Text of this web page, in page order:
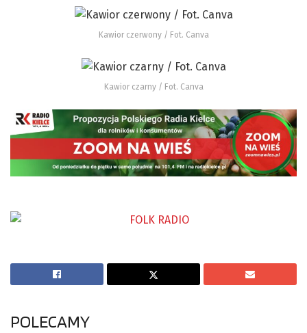
Kawior czerwony / Fot. Canva
Kawior czarny / Fot. Canva
POLECAMY